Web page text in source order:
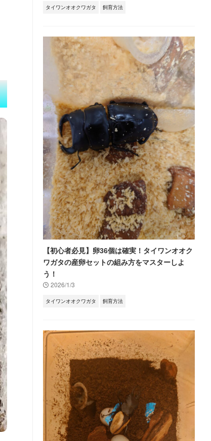
タイワンオオクワガタ 飼育方法
【初心者必見】卵36個は確実！タイワンオオク
ワガタの産卵セットの組み方をマスターしよ
う！
2026/1/3
タイワンオオクワガタ 飼育方法